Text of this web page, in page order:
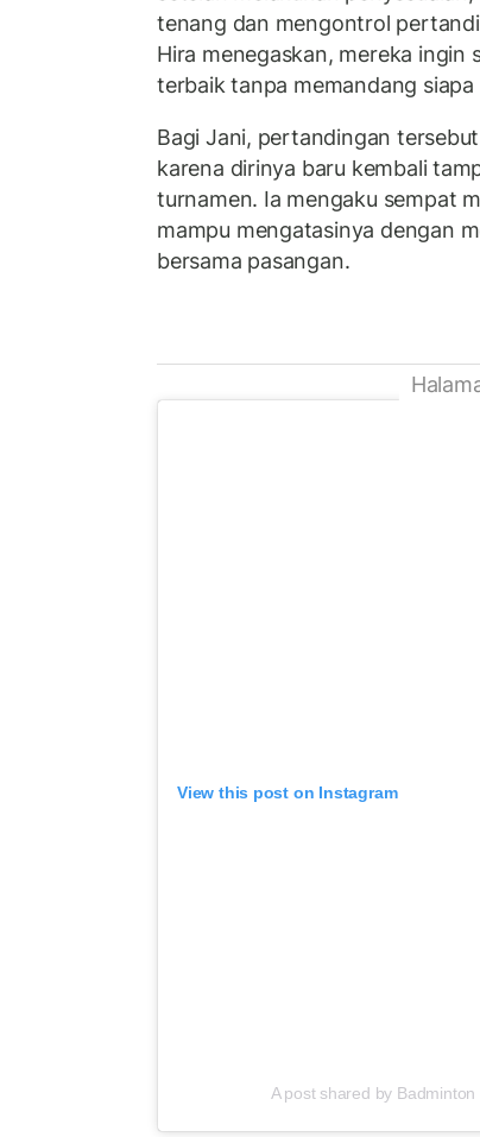
tenang dan mengontrol
Hira menegaskan, mereka ingin
terbaik tanpa memandang
Bagi Jani, pertandingan
karena dirinya baru kembali
turnamen. Ia mengaku sempat
mampu mengatasinya dengan
bersama pasangan.
View this post on Instagram
A post shared by